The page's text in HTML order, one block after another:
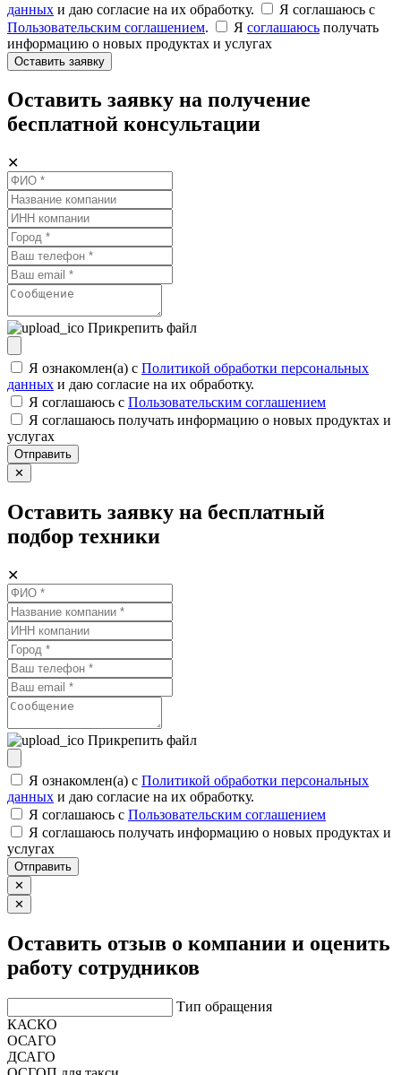
данных и даю согласие на их обработку.
Я соглашаюсь c
Пользовательским соглашением. Я соглашаюсь получать
информацию о новых продуктах и услугах
Оставить заявку
Оставить заявку на получение
бесплатной консультации
✕
Прикрепить файл
Я ознакомлен(а) с Политикой обработки персональных
данных и даю согласие на их обработку.
Я соглашаюсь c Пользовательским соглашением
Я соглашаюсь получать информацию о новых продуктах и
услугах
Отправить
✕
Оставить заявку на бесплатный
подбор техники
✕
Прикрепить файл
Я ознакомлен(а) с Политикой обработки персональных
данных и даю согласие на их обработку.
Я соглашаюсь c Пользовательским соглашением
Я соглашаюсь получать информацию о новых продуктах и
услугах
Отправить
✕
✕
Оставить отзыв о компании и оценить
работу сотрудников
Тип обращения
КАСКО
ОСАГО
ДСАГО